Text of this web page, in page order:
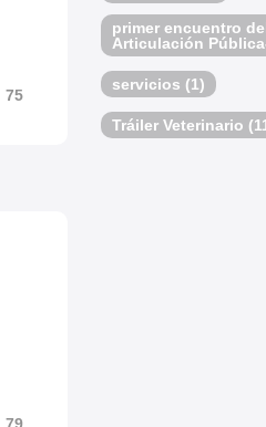
75
79
primer encuentro
Articulación
servicios (1)
Tráiler Veterinario